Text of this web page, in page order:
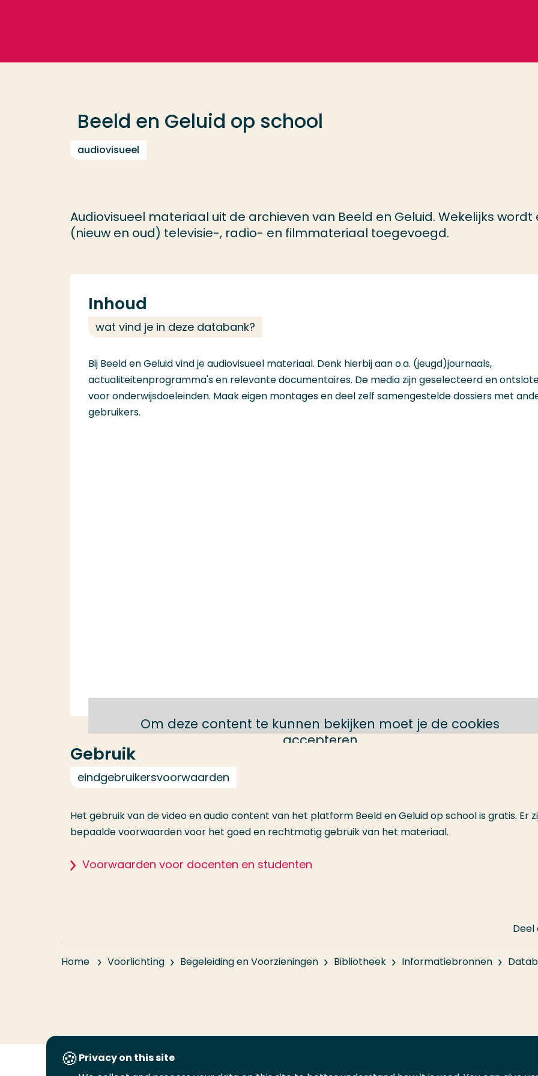
Beeld en Geluid op school
audiovisueel
Audiovisueel materiaal uit de archieven van Beeld en Geluid. Wekelijks wordt
(nieuw en oud) televisie-, radio- en filmmateriaal toegevoegd.
Inhoud
wat vind je in deze databank?
Bij Beeld en Geluid vind je audiovisueel materiaal. Denk hierbij aan o.a. (jeugd)journaals,
actualiteitenprogramma's en relevante documentaires. De media zijn geselecteerd en
voor onderwijsdoeleinden. Maak eigen montages en deel zelf samengestelde dossiers met
gebruikers.
Om deze content te kunnen bekijken moet je de cookies
accepteren
Gebruik
eindgebruikersvoorwaarden
Het gebruik van de video en audio content van het platform Beeld en Geluid op school is gratis. Er
bepaalde voorwaarden voor het goed en rechtmatig gebruik van het materiaal.
Voorwaarden voor docenten en studenten
Home Voorlichting Begeleiding en Voorzieningen Bibliotheek Informatiebronnen
Deel
Privacy on this site